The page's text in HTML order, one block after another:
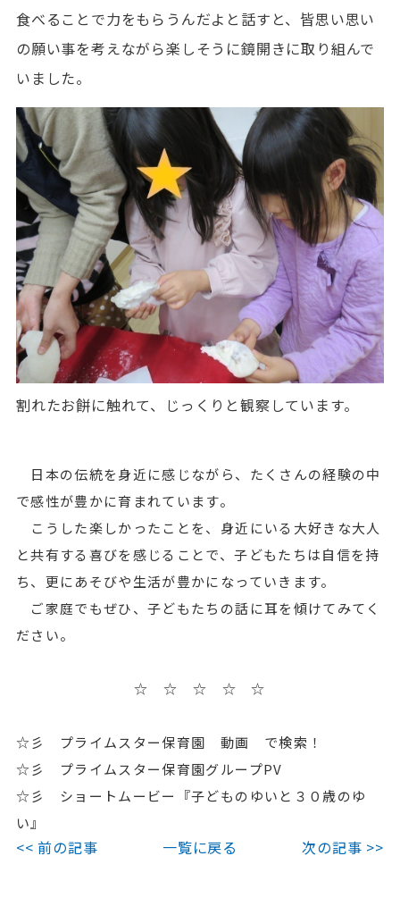
食べることで力をもらうんだよと話すと、皆思い思い
の願い事を考えながら楽しそうに鏡開きに取り組んで
いました。
割れたお餅に触れて、じっくりと観察しています。
日本の伝統を身近に感じながら、たくさんの経験の中
で感性が豊かに育まれています。
こうした楽しかったことを、身近にいる大好きな大人
と共有する喜びを感じることで、子どもたちは自信を持
ち、更にあそびや生活が豊かになっていきます。
ご家庭でもぜひ、子どもたちの話に耳を傾けてみてく
ださい。
☆ ☆ ☆ ☆ ☆
☆彡 プライムスター保育園 動画 で検索！
☆彡 プライムスター保育園グループPV
☆彡 ショートムービー『子どものゆいと３０歳のゆ
い』
<< 前の記事 一覧に戻る 次の記事 >>